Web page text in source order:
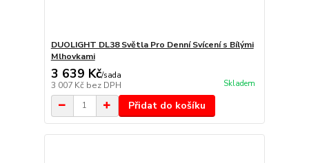
DUOLIGHT DL38 Světla Pro Denní Svícení s Bílými
Mlhovkami
3 639 Kč/sada
3 007 Kč bez DPH Skladem
Přidat do košíku